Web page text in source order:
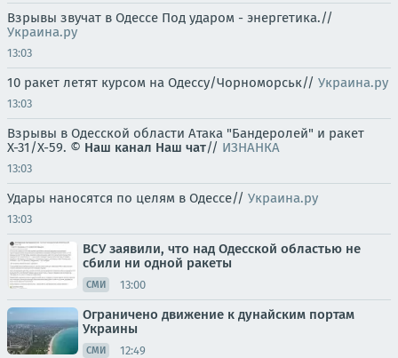
Взрывы звучат в Одессе Под ударом - энергетика.//
Украина.ру
13:03
10 ракет летят курсом на Одессу/Чорноморськ// Украина.ру
13:03
Взрывы в Одесской области Атака "Бандеролей" и ракет
Х-31/Х-59. © Наш канал Наш чат// ИЗНАНКА
13:03
Удары наносятся по целям в Одессе// Украина.ру
13:03
ВСУ заявили, что над Одесской областью не
сбили ни одной ракеты
СМИ 13:00
Ограничено движение к дунайским портам
Украины
СМИ 12:49